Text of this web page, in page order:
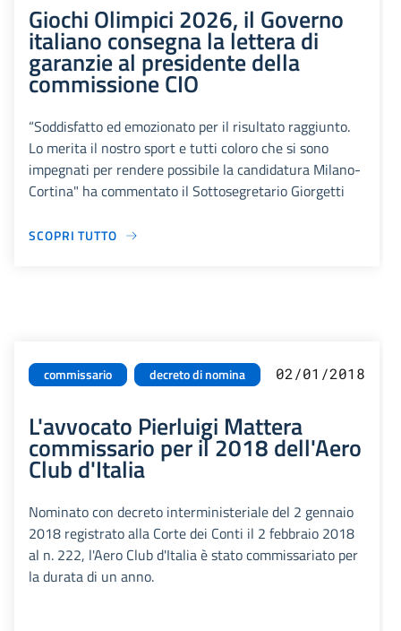
Giochi Olimpici 2026, il Governo
italiano consegna la lettera di
garanzie al presidente della
commissione CIO
“Soddisfatto ed emozionato per il risultato raggiunto.
Lo merita il nostro sport e tutti coloro che si sono
impegnati per rendere possibile la candidatura Milano-
Cortina" ha commentato il Sottosegretario Giorgetti
SCOPRI TUTTO
commissario decreto di nomina 02/01/2018
L'avvocato Pierluigi Mattera
commissario per il 2018 dell'Aero
Club d'Italia
Nominato con decreto interministeriale del 2 gennaio
2018 registrato alla Corte dei Conti il 2 febbraio 2018
al n. 222, l'Aero Club d'Italia è stato commissariato per
la durata di un anno.